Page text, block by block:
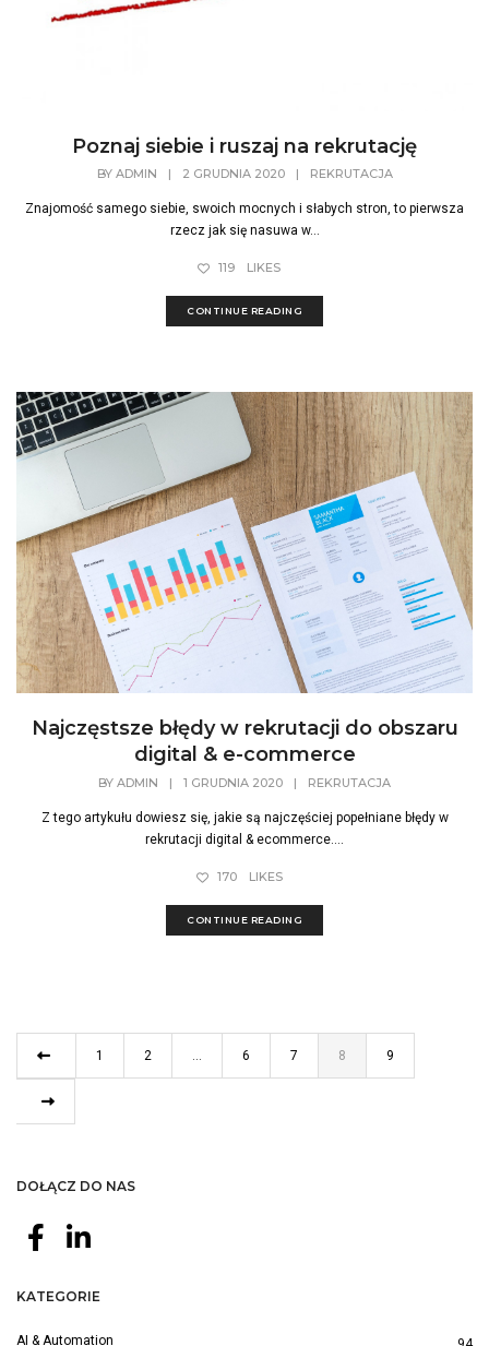
Poznaj siebie i ruszaj na rekrutację
BY ADMIN | 2 GRUDNIA 2020 | REKRUTACJA
Znajomość samego siebie, swoich mocnych i słabych stron, to pierwsza
rzecz jak się nasuwa w...
119 LIKES
CONTINUE READING
Najczęstsze błędy w rekrutacji do obszaru
digital & e-commerce
BY ADMIN | 1 GRUDNIA 2020 | REKRUTACJA
Z tego artykułu dowiesz się, jakie są najczęściej popełniane błędy w
rekrutacji digital & ecommerce....
170 LIKES
CONTINUE READING
1 2 … 6 7 8 9
DOŁĄCZ DO NAS
KATEGORIE
AI & Automation